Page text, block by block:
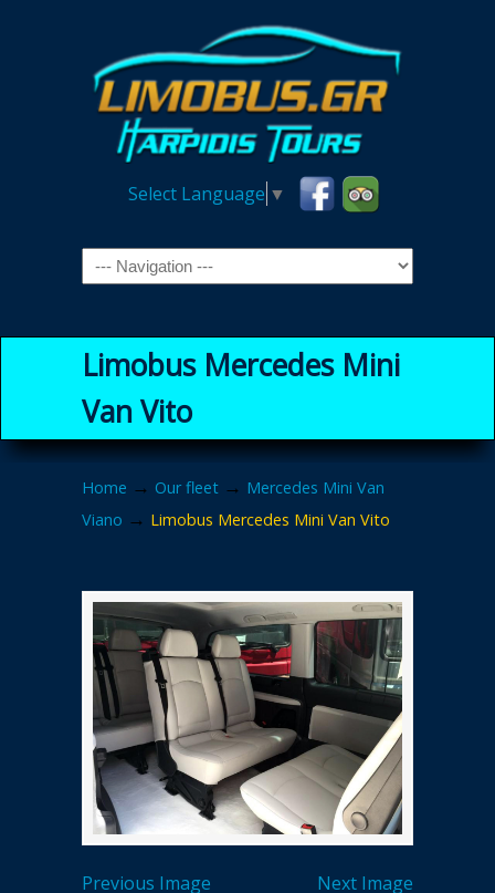
Select Language ▼
Navigation
Limobus Mercedes Mini
Van Vito
Home → Our fleet → Mercedes Mini Van
Viano → Limobus Mercedes Mini Van Vito
Previous Image Next Image